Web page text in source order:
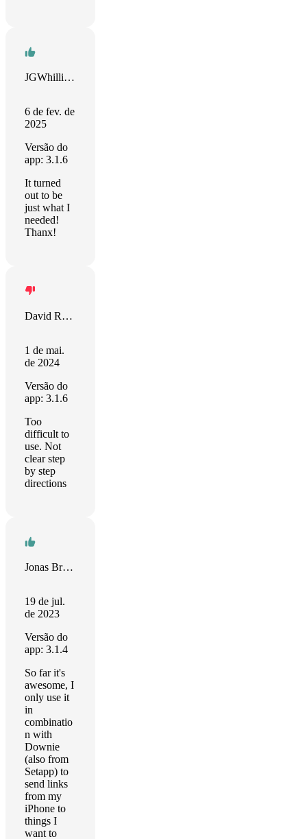
JGWhillikers
6 de fev. de
2025
Versão do
app: 3.1.6
It turned
out to be
just what I
needed!
Thanx!
David Rehak
1 de mai.
de 2024
Versão do
app: 3.1.6
Too
difficult to
use. Not
clear step
by step
directions
Jonas Bredenfeldt
19 de jul.
de 2023
Versão do
app: 3.1.4
So far it's
awesome, I
only use it
in
combinatio
n with
Downie
(also from
Setapp) to
send links
from my
iPhone to
things I
want to